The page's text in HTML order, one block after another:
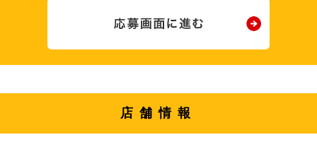
店舗情報